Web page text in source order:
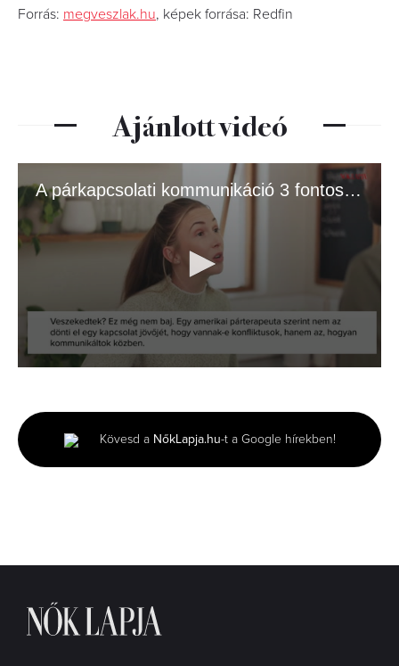
Forrás: megveszlak.hu, képek forrása: Redfin
Ajánlott videó
A párkapcsolati kommunikáció 3 fontos szintje
minutes,
6
seconds
Kövesd a NőkLapja.hu-t a Google hírekben!